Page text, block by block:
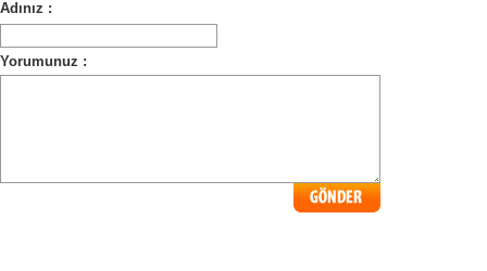
Adınız :
Yorumunuz :